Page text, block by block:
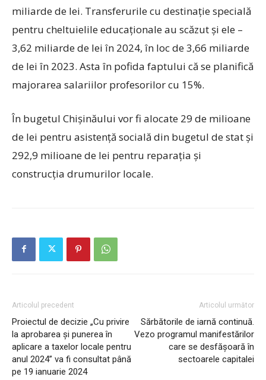
miliarde de lei. Transferurile cu destinație specială
pentru cheltuielile educaționale au scăzut și ele –
3,62 miliarde de lei în 2024, în loc de 3,66 miliarde
de lei în 2023. Asta în pofida faptului că se planifică
majorarea salariilor profesorilor cu 15%.
În bugetul Chișinăului vor fi alocate 29 de milioane
de lei pentru asistență socială din bugetul de stat și
292,9 milioane de lei pentru reparația și
construcția drumurilor locale.
Articolul precedent
Proiectul de decizie „Cu privire
la aprobarea și punerea în
aplicare a taxelor locale pentru
anul 2024” va fi consultat până
pe 19 ianuarie 2024
Articolul următor
Sărbătorile de iarnă continuă.
Vezo programul manifestărilor
care se desfășoară în
sectoarele capitalei